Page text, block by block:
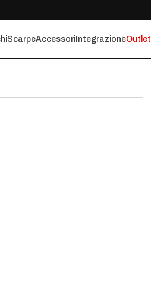
ScarpeAccessoriIntegrazioneOutlet